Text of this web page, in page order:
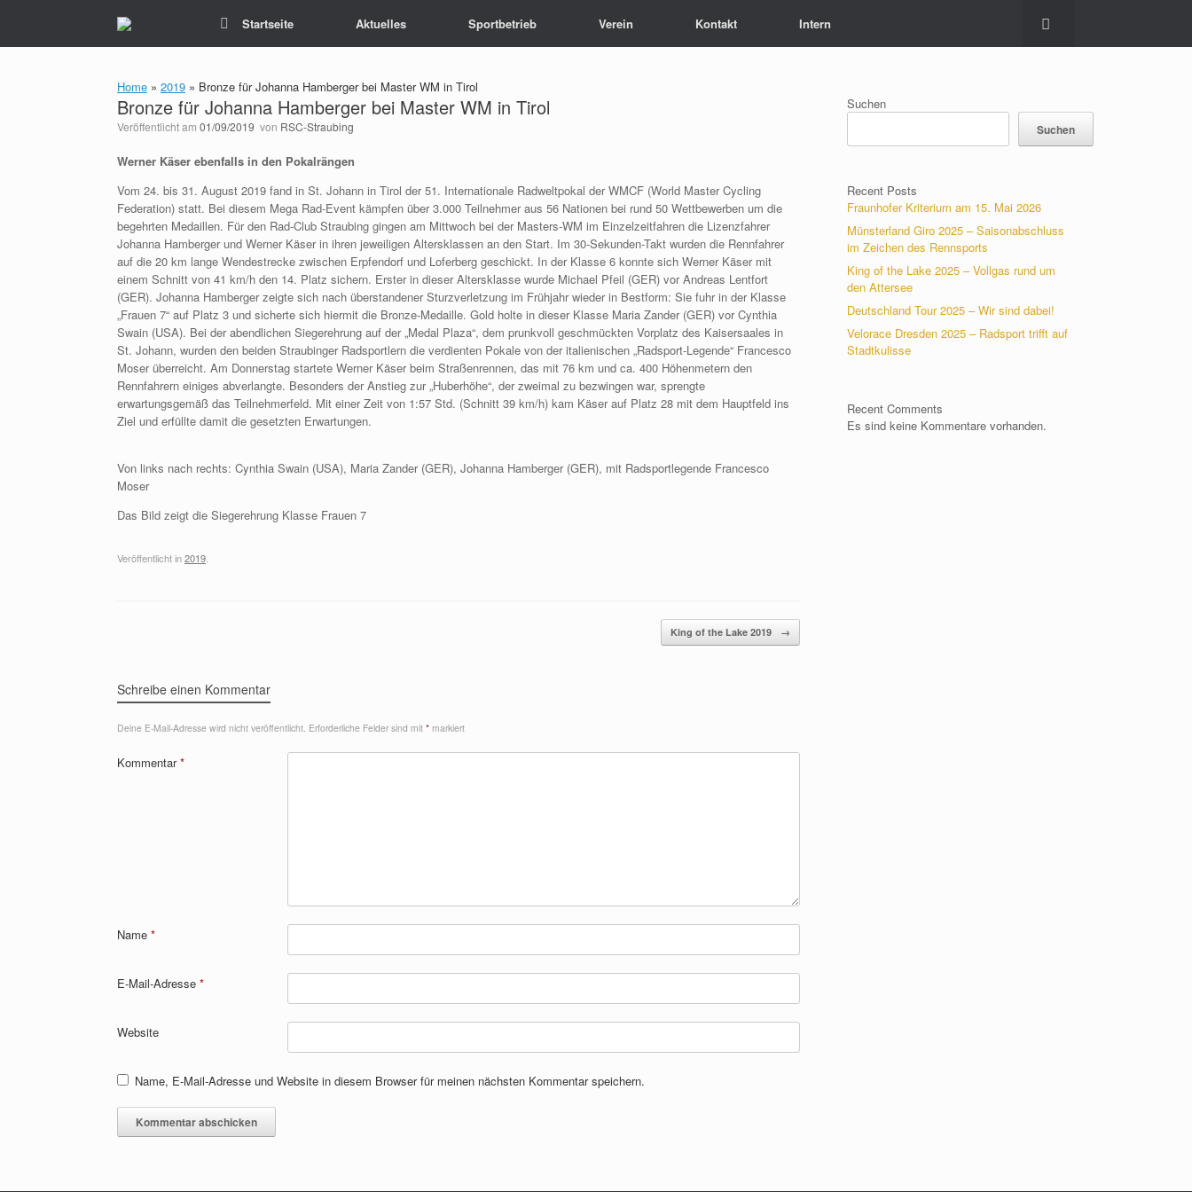
Startseite Aktuelles Sportbetrieb Verein Kontakt Intern
Home » 2019 » Bronze für Johanna Hamberger bei Master WM in Tirol
Bronze für Johanna Hamberger bei Master WM in Tirol
Veröffentlicht am 01/09/2019 von RSC-Straubing
Werner Käser ebenfalls in den Pokalrängen
Vom 24. bis 31. August 2019 fand in St. Johann in Tirol der 51. Internationale Radweltpokal der WMCF (World Master Cycling
Federation) statt. Bei diesem Mega Rad-Event kämpfen über 3.000 Teilnehmer aus 56 Nationen bei rund 50 Wettbewerben um die
begehrten Medaillen. Für den Rad-Club Straubing gingen am Mittwoch bei der Masters-WM im Einzelzeitfahren die Lizenzfahrer
Johanna Hamberger und Werner Käser in ihren jeweiligen Altersklassen an den Start. Im 30-Sekunden-Takt wurden die Rennfahrer
auf die 20 km lange Wendestrecke zwischen Erpfendorf und Loferberg geschickt. In der Klasse 6 konnte sich Werner Käser mit
einem Schnitt von 41 km/h den 14. Platz sichern. Erster in dieser Altersklasse wurde Michael Pfeil (GER) vor Andreas Lentfort
(GER). Johanna Hamberger zeigte sich nach überstandener Sturzverletzung im Frühjahr wieder in Bestform: Sie fuhr in der Klasse
„Frauen 7“ auf Platz 3 und sicherte sich hiermit die Bronze-Medaille. Gold holte in dieser Klasse Maria Zander (GER) vor Cynthia
Swain (USA). Bei der abendlichen Siegerehrung auf der „Medal Plaza“, dem prunkvoll geschmückten Vorplatz des Kaisersaales in
St. Johann, wurden den beiden Straubinger Radsportlern die verdienten Pokale von der italienischen „Radsport-Legende“ Francesco
Moser überreicht. Am Donnerstag startete Werner Käser beim Straßenrennen, das mit 76 km und ca. 400 Höhenmetern den
Rennfahrern einiges abverlangte. Besonders der Anstieg zur „Huberhöhe“, der zweimal zu bezwingen war, sprengte
erwartungsgemäß das Teilnehmerfeld. Mit einer Zeit von 1:57 Std. (Schnitt 39 km/h) kam Käser auf Platz 28 mit dem Hauptfeld ins
Ziel und erfüllte damit die gesetzten Erwartungen.
Von links nach rechts: Cynthia Swain (USA), Maria Zander (GER), Johanna Hamberger (GER), mit Radsportlegende Francesco
Moser
Das Bild zeigt die Siegerehrung Klasse Frauen 7
Veröffentlicht in2019
King of the Lake 2019 →
Schreibe einen Kommentar
Deine E-Mail-Adresse wird nicht veröffentlicht. Erforderliche Felder sind mit * markiert
Kommentar*
Name *
E-Mail-Adresse *
Website
Name, E-Mail-Adresse und Website in diesem Browser für meinen nächsten Kommentar speichern.
Suchen
Suchen
Recent Posts
Fraunhofer Kriterium am 15. Mai 2026
Münsterland Giro 2025 – Saisonabschluss
im Zeichen des Rennsports
King of the Lake 2025 – Vollgas rund um
den Attersee
Deutschland Tour 2025 – Wir sind dabei!
Velorace Dresden 2025 – Radsport trifft auf
Stadtkulisse
Recent Comments
Es sind keine Kommentare vorhanden.